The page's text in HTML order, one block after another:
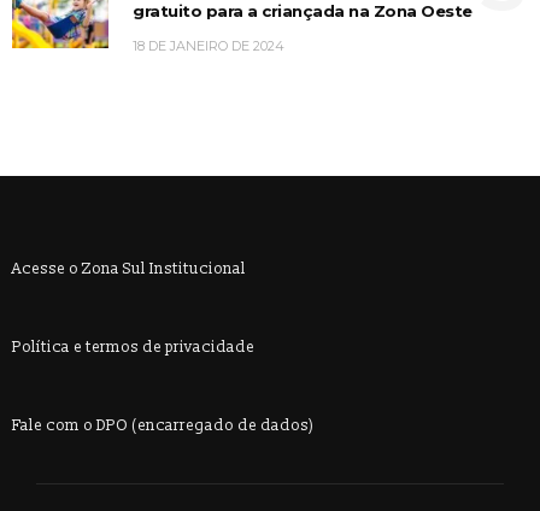
gratuito para a criançada na Zona Oeste
18 DE JANEIRO DE 2024
Acesse o Zona Sul Institucional
Política e termos de privacidade
Fale com o DPO (encarregado de dados)